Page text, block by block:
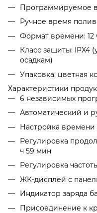
Программируемое
Ручное время
Формат времени: 12
Класс защиты: IPX4
осадкам)
Упаковка: цветная
Характеристики
6 независимых
Автоматический и
Настройка времени
Регулировка
ч 59 мин
Регулировка
ЖК-дисплей с
Индикатор заряда
Присоединение к